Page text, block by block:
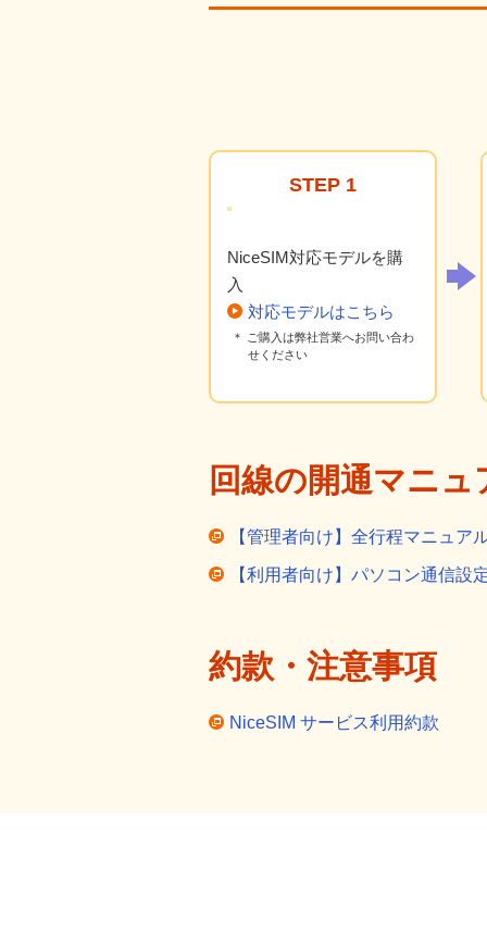
STEP 1
NiceSIM対応モデルを購
入
対応モデルはこちら
＊ ご購入は弊社営業へお問い合わ
せください
回線の開通マニュ
【管理者向け】全行程マニュア
【利用者向け】パソコン通信設
約款・注意事項
NiceSIM サービス利用約款